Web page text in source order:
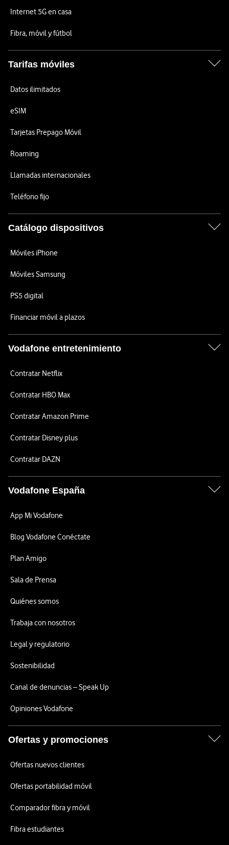
Internet 5G en casa
Fibra, móvil y fútbol
Tarifas móviles
Datos ilimitados
eSIM
Tarjetas Prepago Móvil
Roaming
Llamadas internacionales
Teléfono fijo
Catálogo dispositivos
Móviles iPhone
Móviles Samsung
PS5 digital
Financiar móvil a plazos
Vodafone entretenimiento
Contratar Netflix
Contratar HBO Max
Contratar Amazon Prime
Contratar Disney plus
Contratar DAZN
Vodafone España
App Mi Vodafone
Blog Vodafone Conéctate
Plan Amigo
Sala de Prensa
Quiénes somos
Trabaja con nosotros
Legal y regulatorio
Sostenibilidad
Canal de denuncias – Speak Up
Opiniones Vodafone
Ofertas y promociones
Ofertas nuevos clientes
Ofertas portabilidad móvil
Comparador fibra y móvil
Fibra estudiantes